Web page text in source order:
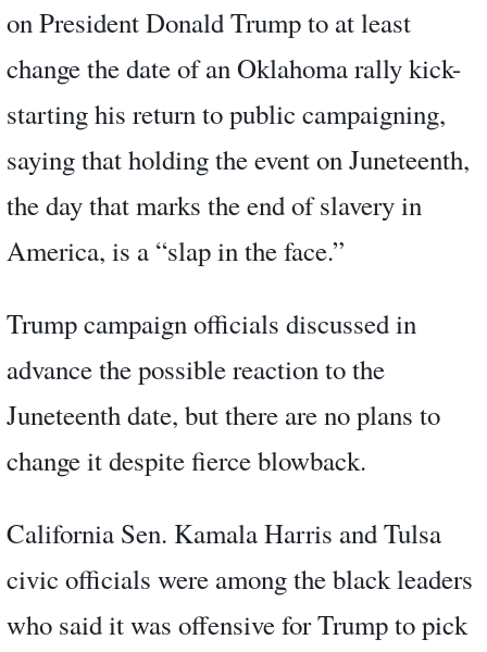
on President Donald Trump to at least
change the date of an Oklahoma rally kick-
starting his return to public campaigning,
saying that holding the event on Juneteenth,
the day that marks the end of slavery in
America, is a “slap in the face.”
Trump campaign officials discussed in
advance the possible reaction to the
Juneteenth date, but there are no plans to
change it despite fierce blowback.
California Sen. Kamala Harris and Tulsa
civic officials were among the black leaders
who said it was offensive for Trump to pick